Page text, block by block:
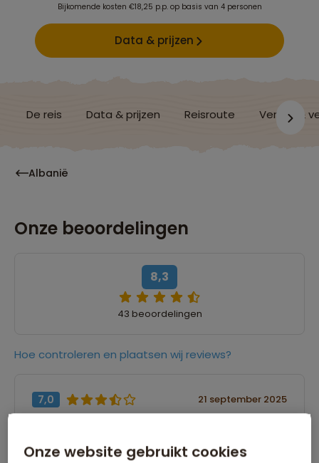
Bijkomende kosten €18,25 p.p. op basis van 4 personen
Data & prijzen
De reis Data & prijzen Reisroute Verblijf &
Albanië
Onze beoordelingen
8,3
43 beoordelingen
Hoe controleren en plaatsen wij reviews?
7,0 21 september 2025
“Albanie is echt een schitterend mooi land. We
Onze website gebruikt cookies